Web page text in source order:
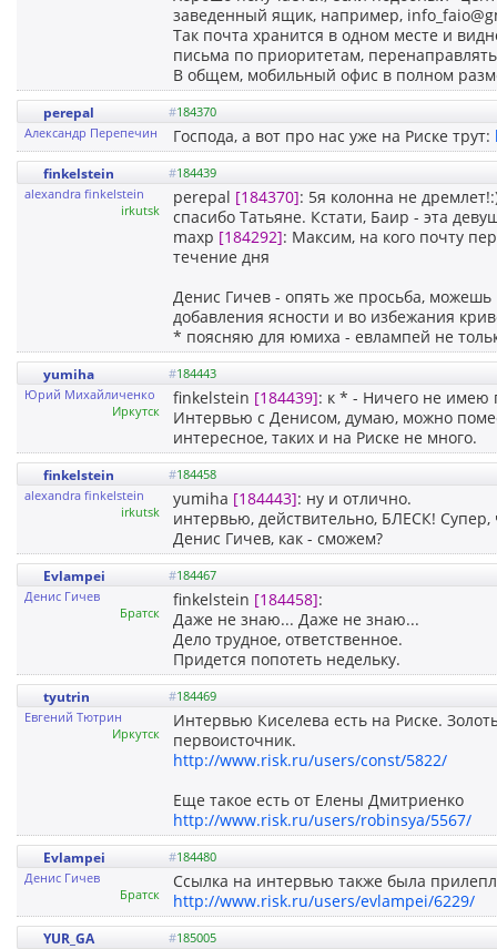
заведенный ящик, например,
Так почта хранится в одном месте и
письма по приоритетам,
В общем, мобильный офис в полном
perepal #184370
Александр Перепечин
Господа, а вот про нас уже на Риске трут:
finkelstein #184439
alexandra finkelstein
irkutsk
perepal [184370]: 5я колонна не
спасибо Татьяне. Кстати, Баир - эта
maxp [184292]: Максим, на кого почту
течение дня
Денис Гичев - опять же просьба, можешь
добавления ясности и во избежания
* поясняю для юмиха - евлампей не
yumiha #184443
Юрий Михайличенко
Иркутск
finkelstein [184439]: к * - Ничего не имею
Интервью с Денисом, думаю, можно
интересное, таких и на Риске не много.
finkelstein #184458
alexandra finkelstein
irkutsk
yumiha [184443]: ну и отлично.
интервью, действительно, БЛЕСК!
Денис Гичев, как - сможем?
Evlampei #184467
Денис Гичев
Братск
finkelstein [184458]:
Даже не знаю... Даже не знаю...
Дело трудное, ответственное.
Придется попотеть недельку.
tyutrin #184469
Евгений Тютрин
Иркутск
Интервью Киселева есть на Риске.
первоисточник.
http://www.risk.ru/users/const/5822/
Еще такое есть от Елены Дмитриенко
http://www.risk.ru/users/robinsya/5567/
Evlampei #184480
Денис Гичев
Братск
Ссылка на интервью также была
http://www.risk.ru/users/evlampei/6229/
YUR_GA #185005